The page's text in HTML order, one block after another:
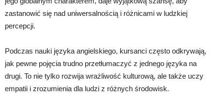
zastanowić się nad uniwersalnością i różnicami w ludzkiej
percepcji.
Podczas nauki języka angielskiego, kursanci często odkrywają,
jak pewne pojęcia trudno przetłumaczyć z jednego języka na
drugi. To nie tylko rozwija wrażliwość kulturową, ale także uczy
empatii i zrozumienia dla ludzi z różnych środowisk.